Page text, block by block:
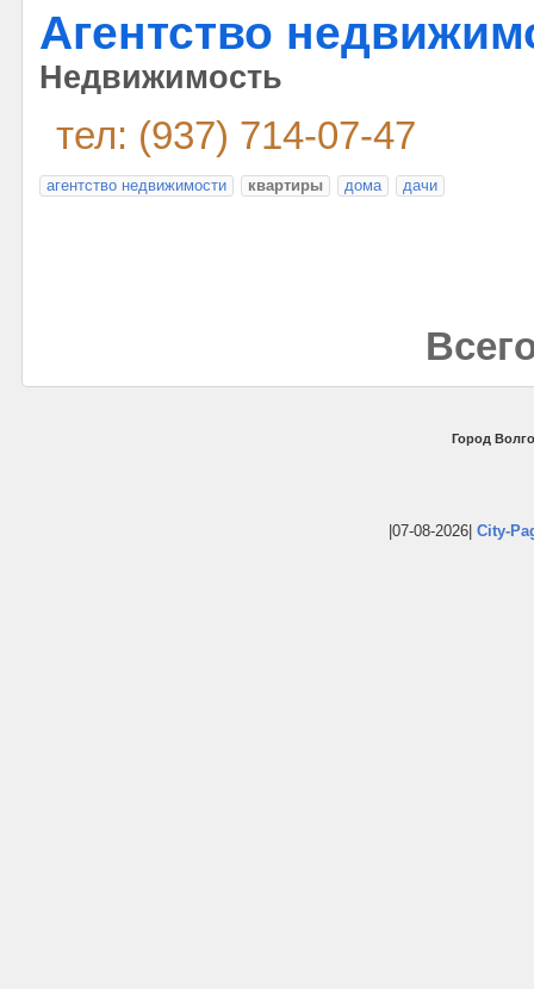
Агентство
Недвижимость
тел: (937) 714-07-47
агентство недвижимости квартиры дома дачи
Город
|07-08-2026| City-